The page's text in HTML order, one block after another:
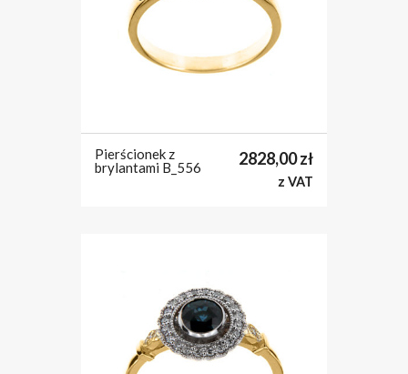
Pierścionek z
brylantami B_556
2828,00zł
z VAT